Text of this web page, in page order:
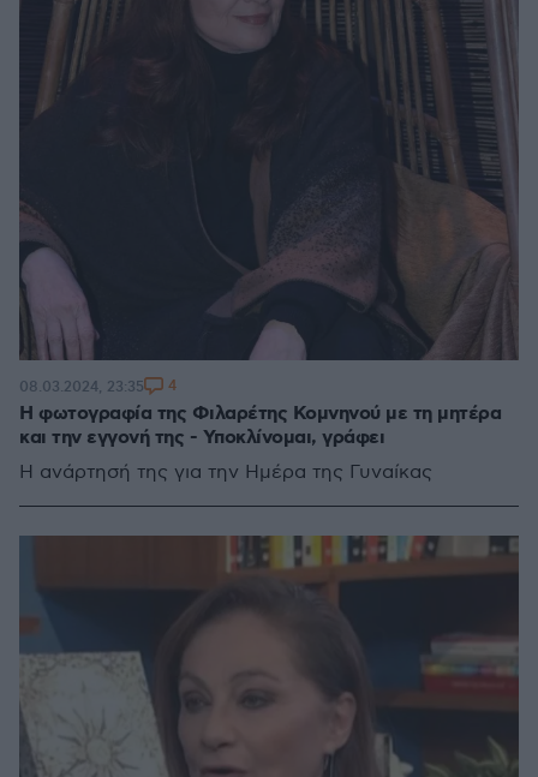
Η φωτογραφία της Φιλαρέτης Κομνηνού με τη μητέρα
και την εγγονή της - Υποκλίνομαι, γράφει
Η ανάρτησή της για την Ημέρα της Γυναίκας
08.03.2024, 23:35 4